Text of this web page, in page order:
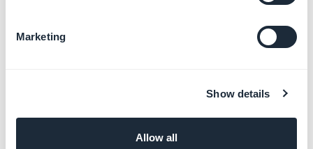
Marketing
Show details
Allow all
Enrichir votre App avec l'IA